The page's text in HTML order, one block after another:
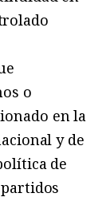
o
en la
y de
de